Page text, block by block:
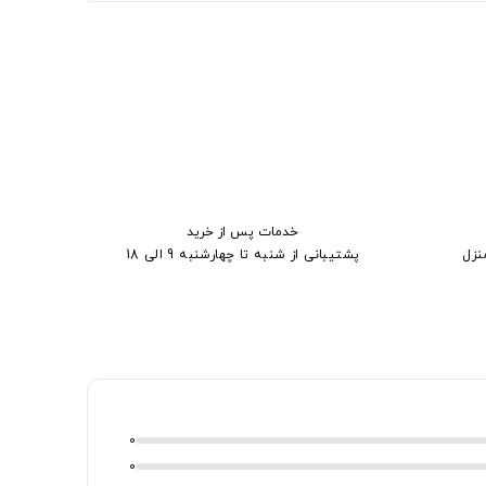
خدمات پس از خرید
پشتیبانی از شنبه تا چهارشنبه 9 الی 18
0
0